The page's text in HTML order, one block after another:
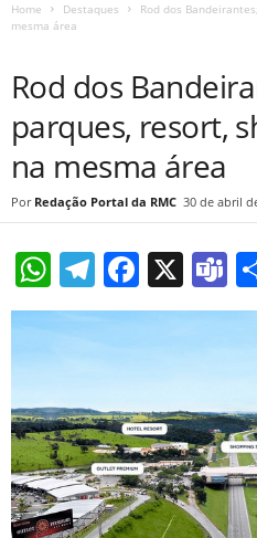
Home Destaques
Rod dos
mesma área
Rod dos
parques, resort,
na mesma área
Redação Portal da RMC 30 de abril
W
h
at
A
p
p
T
el
gr
a
m
F
a
e
b
o
o
k
X
T
e
s